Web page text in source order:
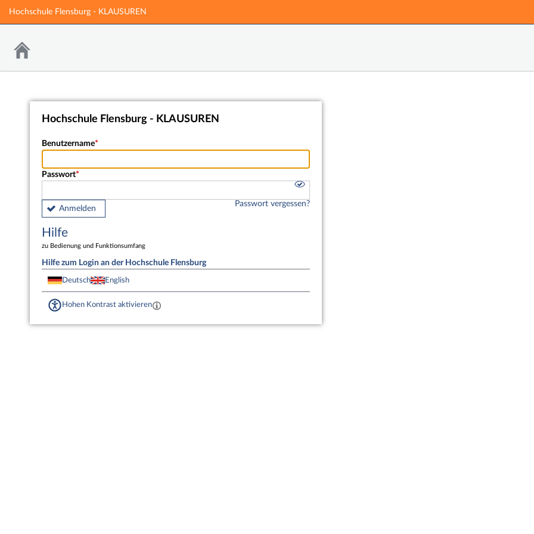
Hauptnavigation
Hochschule Flensburg - KLAUSUREN
Hochschule Flensburg - KLAUSUREN
Benutzername
Passwort
Anmelden
Passwort vergessen?
Hilfe
zu Bedienung und Funktionsumfang
Hilfe zum Login an der Hochschule Flensburg
Deutsch English
Hohen Kontrast aktivieren